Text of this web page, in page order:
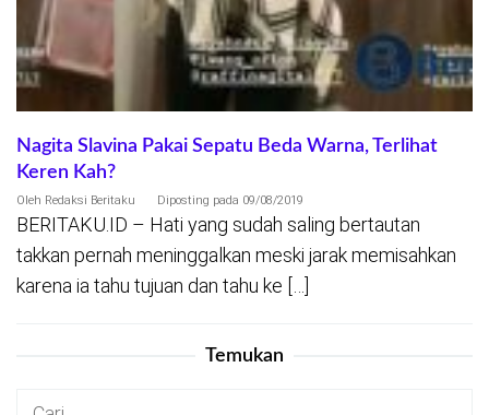
Nagita Slavina Pakai Sepatu Beda Warna, Terlihat
Keren Kah?
Oleh Redaksi Beritaku Diposting pada 09/08/2019
BERITAKU.ID – Hati yang sudah saling bertautan
takkan pernah meninggalkan meski jarak memisahkan
karena ia tahu tujuan dan tahu ke […]
Temukan
Cari